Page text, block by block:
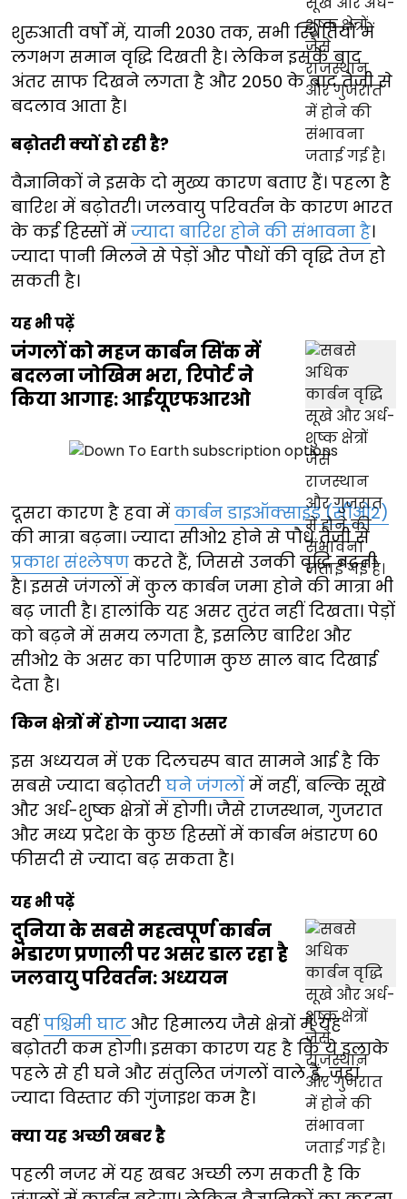
शुरुआती वर्षों में, यानी 2030 तक, सभी स्थितियों में
लगभग समान वृद्धि दिखती है। लेकिन इसके बाद
अंतर साफ दिखने लगता है और 2050 के बाद तेजी से
बदलाव आता है।
बढ़ोतरी क्यों हो रही है?
वैज्ञानिकों ने इसके दो मुख्य कारण बताए हैं। पहला है
बारिश में बढ़ोतरी। जलवायु परिवर्तन के कारण भारत
के कई हिस्सों में ज्यादा बारिश होने की संभावना है।
ज्यादा पानी मिलने से पेड़ों और पौधों की वृद्धि तेज हो
सकती है।
यह भी पढ़ें
जंगलों को महज कार्बन सिंक में
बदलना जोखिम भरा, रिपोर्ट ने
किया आगाह: आईयूएफआरओ
दूसरा कारण है हवा में कार्बन डाइऑक्साइड (सीओ2)
की मात्रा बढ़ना। ज्यादा सीओ2 होने से पौधे तेजी से
प्रकाश संश्लेषण करते हैं, जिससे उनकी वृद्धि बढ़ती
है। इससे जंगलों में कुल कार्बन जमा होने की मात्रा भी
बढ़ जाती है। हालांकि यह असर तुरंत नहीं दिखता। पेड़ों
को बढ़ने में समय लगता है, इसलिए बारिश और
सीओ2 के असर का परिणाम कुछ साल बाद दिखाई
देता है।
किन क्षेत्रों में होगा ज्यादा असर
इस अध्ययन में एक दिलचस्प बात सामने आई है कि
सबसे ज्यादा बढ़ोतरी घने जंगलों में नहीं, बल्कि सूखे
और अर्ध-शुष्क क्षेत्रों में होगी। जैसे राजस्थान, गुजरात
और मध्य प्रदेश के कुछ हिस्सों में कार्बन भंडारण 60
फीसदी से ज्यादा बढ़ सकता है।
यह भी पढ़ें
दुनिया के सबसे महत्वपूर्ण कार्बन
भंडारण प्रणाली पर असर डाल रहा है
जलवायु परिवर्तन: अध्ययन
वहींपश्चिमी घाट और हिमालय जैसे क्षेत्रों में यह
बढ़ोतरी कम होगी। इसका कारण यह है कि ये इलाके
पहले से ही घने और संतुलित जंगलों वाले हैं, जहां
ज्यादा विस्तार की गुंजाइश कम है।
क्या यह अच्छी खबर है
पहली नजर में यह खबर अच्छी लग सकती है कि